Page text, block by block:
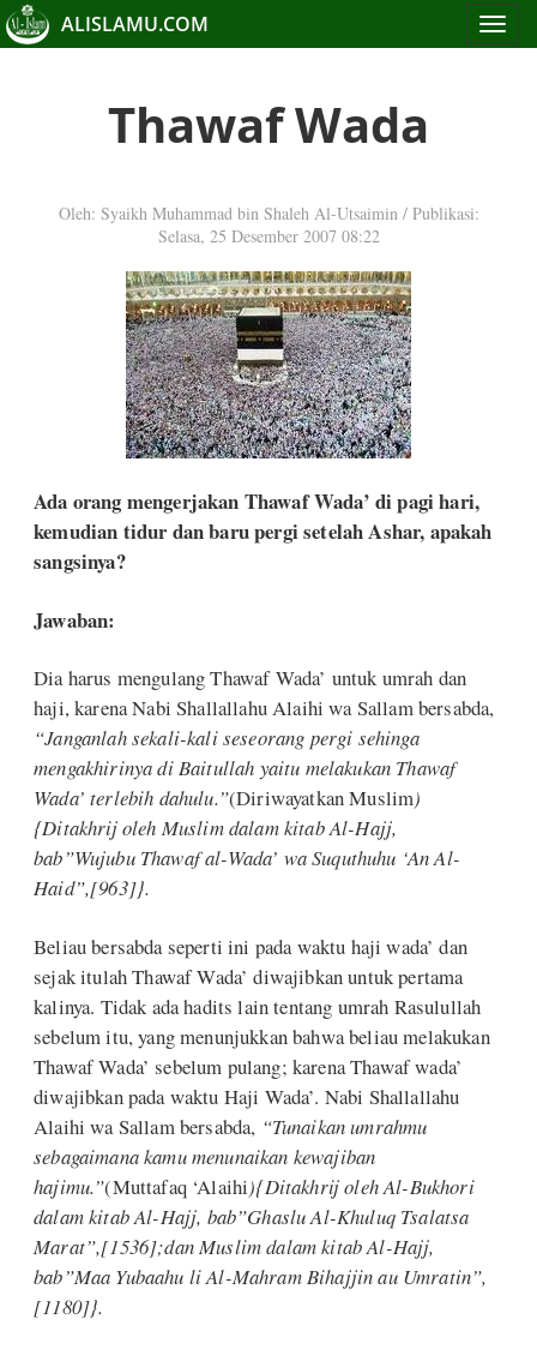
Toggle
ALISLAMU.COM
Thawaf Wada
Oleh: Syaikh Muhammad bin Shaleh Al-Utsaimin / Publikasi:
Selasa, 25 Desember 2007 08:22
Ada orang mengerjakan Thawaf Wada’ di pagi hari,
kemudian tidur dan baru pergi setelah Ashar, apakah
sangsinya?
Jawaban:
Dia harus mengulang Thawaf Wada’ untuk umrah dan
haji, karena Nabi Shallallahu Alaihi wa Sallam bersabda,
“Janganlah sekali-kali seseorang pergi sehinga
mengakhirinya di Baitullah yaitu melakukan Thawaf
Wada’ terlebih dahulu.”(Diriwayatkan Muslim)
{Ditakhrij oleh Muslim dalam kitab Al-Hajj,
bab”Wujubu Thawaf al-Wada’ wa Suquthuhu ‘An Al-
Haid”,[963]}.
Beliau bersabda seperti ini pada waktu haji wada’ dan
sejak itulah Thawaf Wada’ diwajibkan untuk pertama
kalinya. Tidak ada hadits lain tentang umrah Rasulullah
sebelum itu, yang menunjukkan bahwa beliau melakukan
Thawaf Wada’ sebelum pulang; karena Thawaf wada’
diwajibkan pada waktu Haji Wada’. Nabi Shallallahu
Alaihi wa Sallam bersabda, “Tunaikan umrahmu
sebagaimana kamu menunaikan kewajiban
hajimu.”(Muttafaq ‘Alaihi){Ditakhrij oleh Al-Bukhori
dalam kitab Al-Hajj, bab”Ghaslu Al-Khuluq Tsalatsa
Marat”,[1536];dan Muslim dalam kitab Al-Hajj,
bab”Maa Yubaahu li Al-Mahram Bihajjin au Umratin”,
[1180]}.